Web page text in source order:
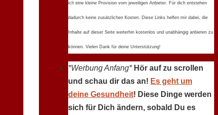
ich eine kleine Provision vom jeweiligen Anbieter. Für dich entstehen
dadurch keine zusätzlichen Kosten. Diese Links helfen mir dabei, die
Inhalte auf dieser Seite weiterhin kostenlos und unabhängig anbieten zu
können. Vielen Dank für deine Unterstützung!
*Werbung Anfang* Hör auf zu scrollen
und schau dir das an! Es geht um
deine Gesundheit! Diese Dinge werden
sich für Dich ändern, sobald Du es